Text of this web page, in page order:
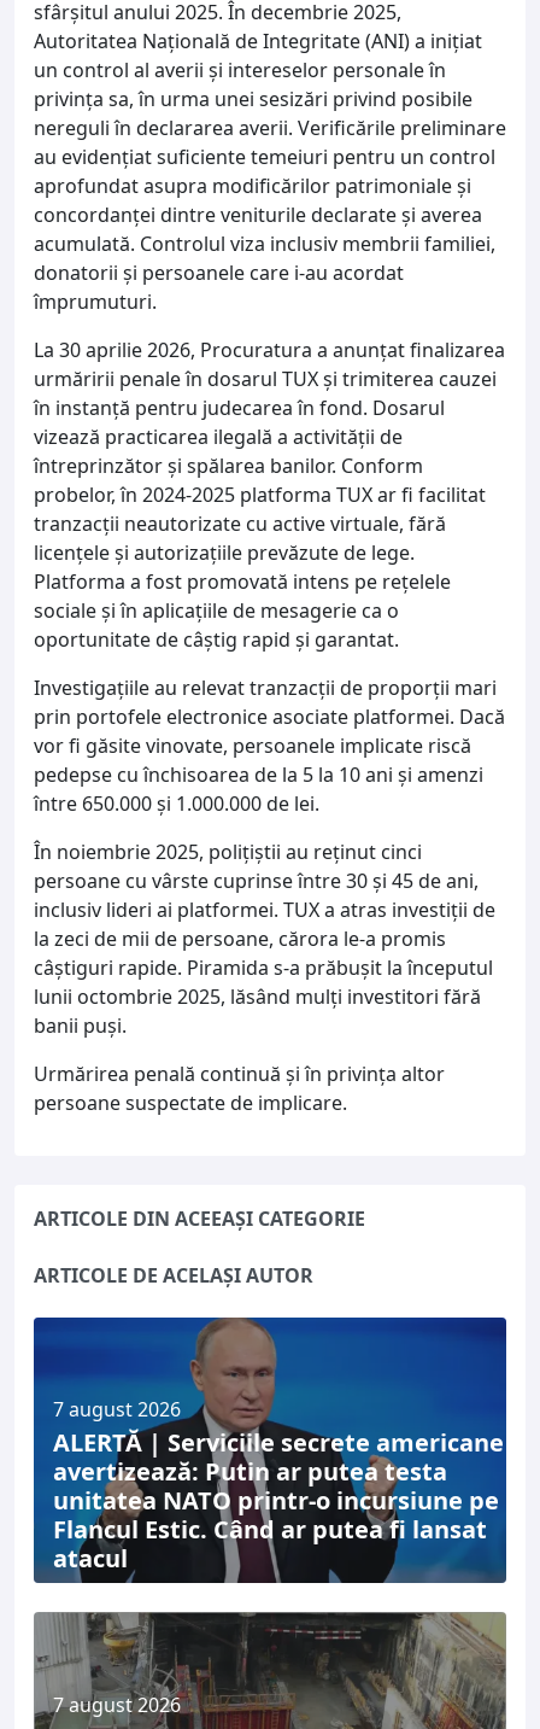
sfârșitul anului 2025. În decembrie 2025,
Autoritatea Națională de Integritate (ANI) a inițiat
un control al averii și intereselor personale în
privința sa, în urma unei sesizări privind posibile
nereguli în declararea averii. Verificările preliminare
au evidențiat suficiente temeiuri pentru un control
aprofundat asupra modificărilor patrimoniale și
concordanței dintre veniturile declarate și averea
acumulată. Controlul viza inclusiv membrii familiei,
donatorii și persoanele care i-au acordat
împrumuturi.
La 30 aprilie 2026, Procuratura a anunțat finalizarea
urmăririi penale în dosarul TUX și trimiterea cauzei
în instanță pentru judecarea în fond. Dosarul
vizează practicarea ilegală a activității de
întreprinzător și spălarea banilor. Conform
probelor, în 2024-2025 platforma TUX ar fi facilitat
tranzacții neautorizate cu active virtuale, fără
licențele și autorizațiile prevăzute de lege.
Platforma a fost promovată intens pe rețelele
sociale și în aplicațiile de mesagerie ca o
oportunitate de câștig rapid și garantat.
Investigațiile au relevat tranzacții de proporții mari
prin portofele electronice asociate platformei. Dacă
vor fi găsite vinovate, persoanele implicate riscă
pedepse cu închisoarea de la 5 la 10 ani și amenzi
între 650.000 și 1.000.000 de lei.
În noiembrie 2025, polițiștii au reținut cinci
persoane cu vârste cuprinse între 30 și 45 de ani,
inclusiv lideri ai platformei. TUX a atras investiții de
la zeci de mii de persoane, cărora le-a promis
câștiguri rapide. Piramida s-a prăbușit la începutul
lunii octombrie 2025, lăsând mulți investitori fără
banii puși.
Urmărirea penală continuă și în privința altor
persoane suspectate de implicare.
ARTICOLE DIN ACEEAȘI CATEGORIE
ARTICOLE DE ACELAȘI AUTOR
7 august 2026
ALERTĂ | Serviciile secrete americane
avertizează: Putin ar putea testa
unitatea NATO printr-o incursiune pe
Flancul Estic. Când ar putea fi lansat
atacul
7 august 2026